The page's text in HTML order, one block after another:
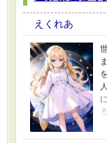
えくれあ